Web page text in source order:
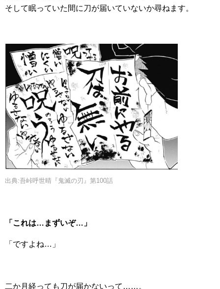
そして眠っていた間に刀が届いていないか尋ねます。
出典:吾峠呼世晴『鬼滅の刃』第100話
「これは…まずいぞ…」
「ですよね…」
二か月経っても刀が届かないって……。